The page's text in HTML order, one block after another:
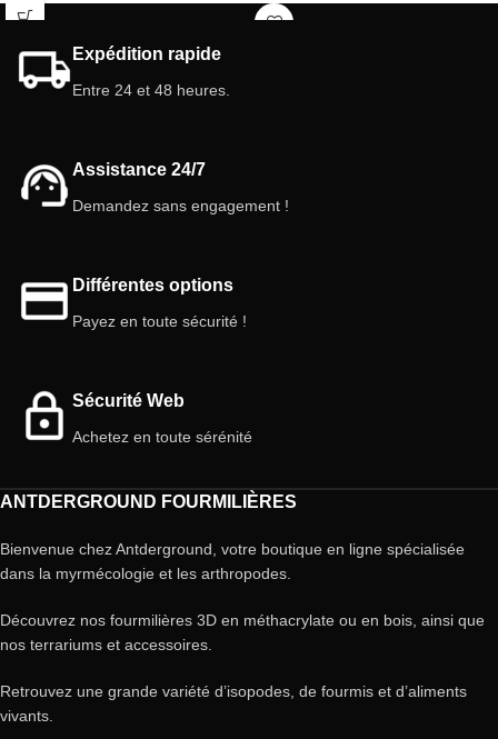
magnolia, coupelles de glands et
les isopodes ! 🌿
seiche, nourriture, substrats naturels
Expédition rapide
Entre 24 et 48 heures.
Assistance 24/7
Demandez sans engagement !
Différentes options
Payez en toute sécurité !
Sécurité Web
Achetez en toute sérénité
ANTDERGROUND FOURMILIÈRES
Bienvenue chez Antderground, votre boutique en ligne spécialisée
dans la myrmécologie et les arthropodes.
Découvrez nos fourmilières 3D en méthacrylate ou en bois, ainsi que
nos terrariums et accessoires.
Retrouvez une grande variété d’isopodes, de fourmis et d’aliments
vivants.